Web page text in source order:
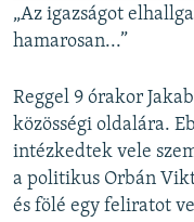
„Az igazságot
hamarosan...”
Reggel 9 órakor
közösségi oldalára.
intézkedtek vele
a politikus Orbán
és fölé egy feliratot